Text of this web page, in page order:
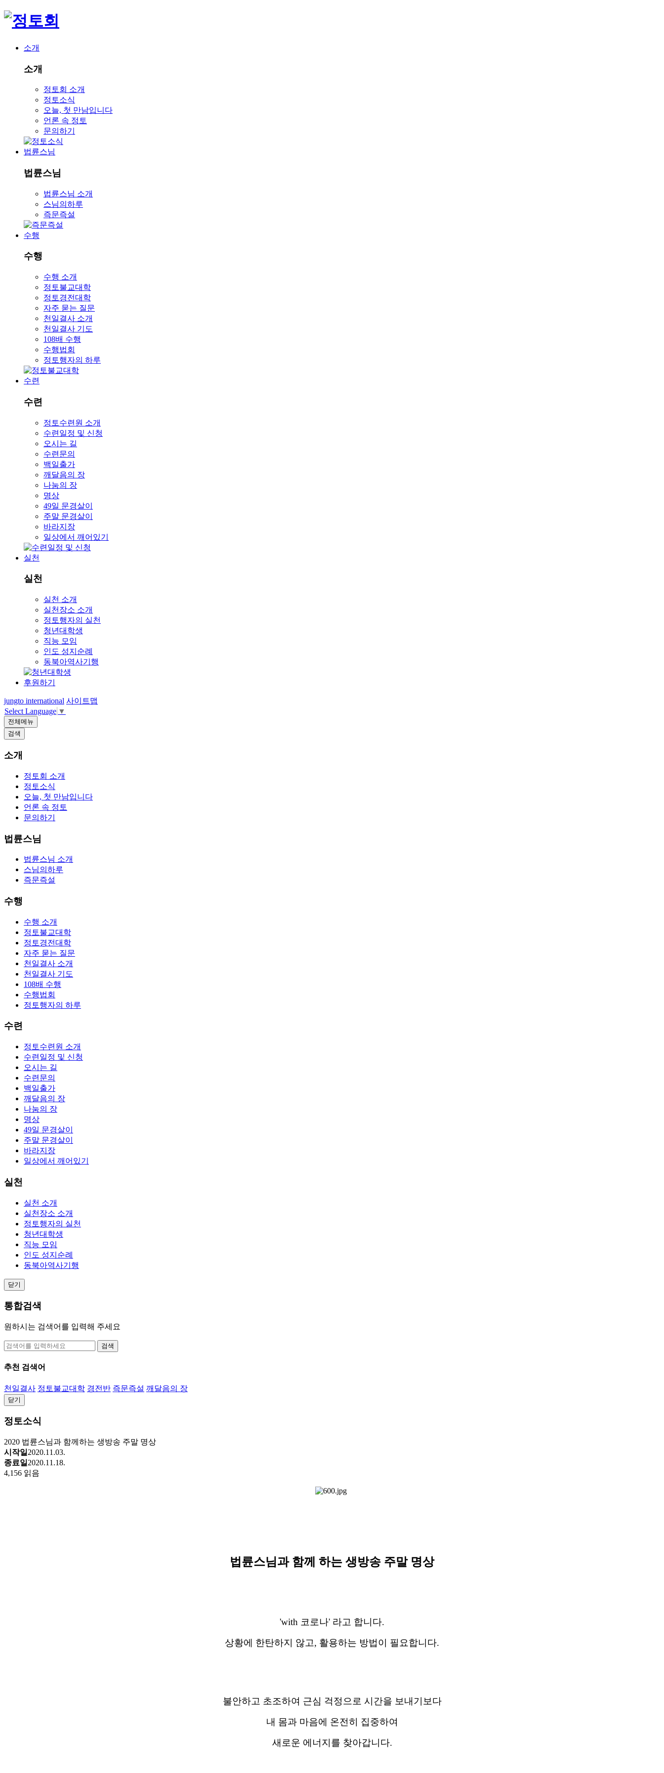
소개
소개
정토회 소개
정토소식
오늘, 첫 만남입니다
언론 속 정토
문의하기
법륜스님
법륜스님
법륜스님 소개
스님의하루
즉문즉설
수행
수행
수행 소개
정토불교대학
정토경전대학
자주 묻는 질문
천일결사 소개
천일결사 기도
108배 수행
수행법회
정토행자의 하루
수련
수련
정토수련원 소개
수련일정 및 신청
오시는 길
수련문의
백일출가
깨달음의 장
나눔의 장
명상
49일 문경살이
주말 문경살이
바라지장
일상에서 깨어있기
실천
실천
실천 소개
실천장소 소개
정토행자의 실천
청년대학생
직능 모임
인도 성지순례
동북아역사기행
후원하기
jungto international 사이트맵
Select Language ▼
전체메뉴
검색
소개
정토회 소개
정토소식
오늘, 첫 만남입니다
언론 속 정토
문의하기
법륜스님
법륜스님 소개
스님의하루
즉문즉설
수행
수행 소개
정토불교대학
정토경전대학
자주 묻는 질문
천일결사 소개
천일결사 기도
108배 수행
수행법회
정토행자의 하루
수련
정토수련원 소개
수련일정 및 신청
오시는 길
수련문의
백일출가
깨달음의 장
나눔의 장
명상
49일 문경살이
주말 문경살이
바라지장
일상에서 깨어있기
실천
실천 소개
실천장소 소개
정토행자의 실천
청년대학생
직능 모임
인도 성지순례
동북아역사기행
닫기
통합검색
원하시는 검색어를 입력해 주세요
검색
추천 검색어
천일결사 정토불교대학 경전반 즉문즉설 깨달음의 장
닫기
정토소식
2020 법륜스님과 함께하는 생방송 주말 명상
시작일 2020.11.03.
종료일 2020.11.18.
4,156 읽음
법륜스님과 함께 하는 생방송 주말 명상
'with 코로나' 라고 합니다.
상황에 한탄하지 않고, 활용하는 방법이 필요합니다.
불안하고 초조하여 근심 걱정으로 시간을 보내기보다
내 몸과 마음에 온전히 집중하여
새로운 에너지를 찾아갑니다.